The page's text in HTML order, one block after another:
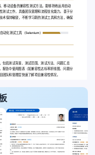
移动设备的兼容性测试方法。能够熟练运用自动
测试工作，具备团队管理和流程优化能力。善于分
术保持敏锐，不断学习新的测试工具和方法，确保
自动化测试工具（Selenium）
包括测试背景、测试范围、测试方法、问题汇总
报告中使用图表（如兼容性达标率折线图、问题分
队和管理层快速了解项目兼容性情况。